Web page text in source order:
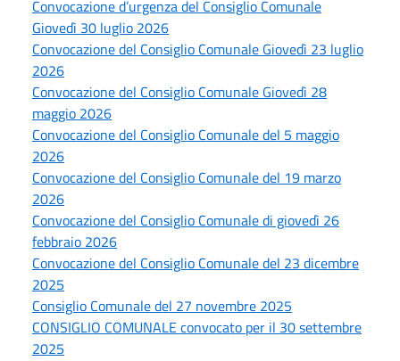
Convocazione d’urgenza del Consiglio Comunale
Giovedì 30 luglio 2026
Convocazione del Consiglio Comunale Giovedì 23 luglio
2026
Convocazione del Consiglio Comunale Giovedì 28
maggio 2026
Convocazione del Consiglio Comunale del 5 maggio
2026
Convocazione del Consiglio Comunale del 19 marzo
2026
Convocazione del Consiglio Comunale di giovedì 26
febbraio 2026
Convocazione del Consiglio Comunale del 23 dicembre
2025
Consiglio Comunale del 27 novembre 2025
CONSIGLIO COMUNALE convocato per il 30 settembre
2025